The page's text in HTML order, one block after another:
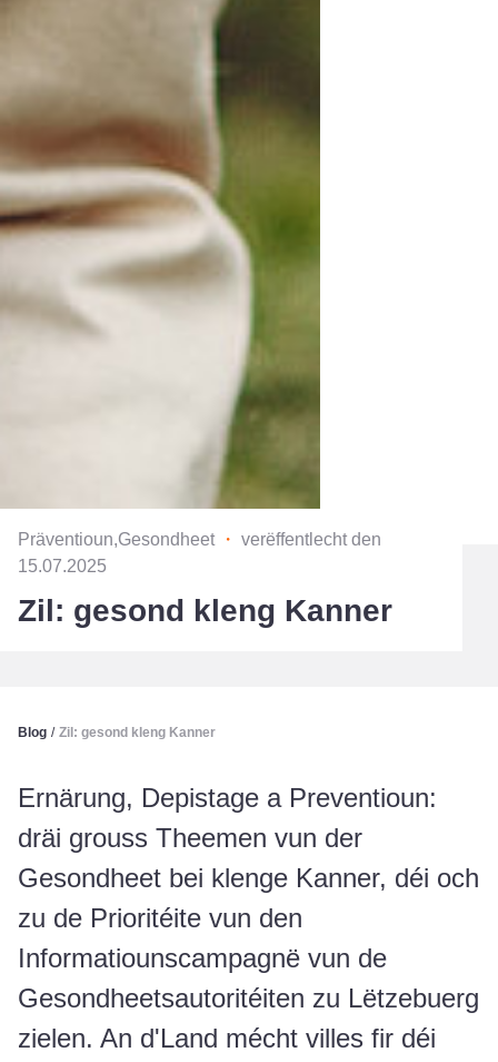
Präventioun,Gesondheet ・ verëffentlecht den
15.07.2025
Zil: gesond kleng Kanner
Blog / Zil: gesond kleng Kanner
Ernärung, Depistage a Preventioun:
dräi grouss Theemen vun der
Gesondheet bei klenge Kanner, déi och
zu de Prioritéite vun den
Informatiounscampagnë vun de
Gesondheetsautoritéiten zu Lëtzebuerg
zielen. An d'Land mécht villes fir déi